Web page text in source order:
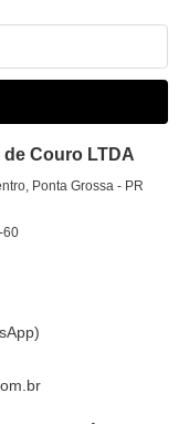
Couro LTDA
Ponta Grossa- PR
60